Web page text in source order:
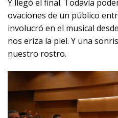
Y llegó el final. Todavía
ovaciones de un público
involucró en el musical
nos eriza la piel. Y una
nuestro rostro.